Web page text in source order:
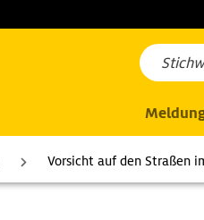
Vorsicht auf den Straßen